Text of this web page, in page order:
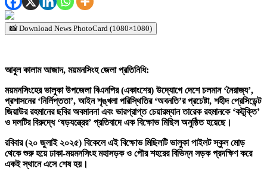
📸 Download News PhotoCard (1080×1080)
আবুল কালাম আজাদ, ময়মনসিংহ জেলা প্রতিনিধি:
ময়মনসিংহের ভালুকা উপজেলা বিএনপির (একাংশের) উদ্যোগে দেশে চলমান ‘নৈরাজ্য’,
প্রশাসনের ‘নির্লিপ্ততা’, আইন শৃঙ্খলা পরিস্থিতির ‘অবনতি’র প্রচেষ্টা, শহীদ প্রেসিডেন্ট
জিয়াউর রহমানের ছবির অবমাননা এবং ভারপ্রাপ্ত চেয়ারম্যান তারেক রহমানকে ‘কটূক্তি’
ও দলটির বিরুদ্ধে ‘ষড়যন্ত্রের’ প্রতিবাদে এক বিক্ষোভ মিছিল অনুষ্ঠিত হয়েছে।
রবিবার (২০ জুলাই ২০২৫) বিকেলে এই বিক্ষোভ মিছিলটি ভালুকা পাইলট স্কুল মোড়
থেকে শুরু হয়ে ঢাকা-ময়মনসিংহ মহাসড়ক ও পৌর শহরের বিভিন্ন সড়ক প্রদক্ষিণ করে
একই স্থানে এসে শেষ হয়।